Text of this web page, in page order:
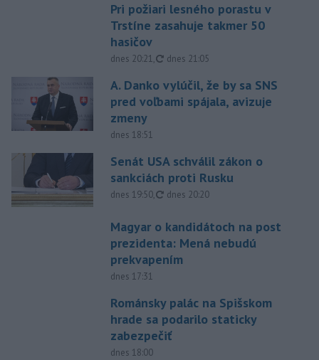
Pri požiari lesného porastu v
Trstíne zasahuje takmer 50
hasičov
dnes 20:21, aktualizované
dnes 21:05
A. Danko vylúčil, že by sa SNS
pred voľbami spájala, avizuje
zmeny
dnes 18:51
Senát USA schválil zákon o
sankciách proti Rusku
dnes 19:50, aktualizované
dnes 20:20
Magyar o kandidátoch na post
prezidenta: Mená nebudú
prekvapením
dnes 17:31
Románsky palác na Spišskom
hrade sa podarilo staticky
zabezpečiť
dnes 18:00